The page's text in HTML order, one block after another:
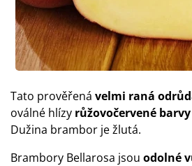
Tato prověřená velmi raná
oválné hlízy růžovočervené barvy
Dužina brambor je žlutá.
Brambory Bellarosa jsou odolné